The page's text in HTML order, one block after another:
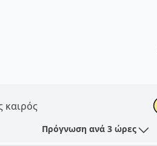
καιρός
Πρόγνωση ανά 3 ώρες